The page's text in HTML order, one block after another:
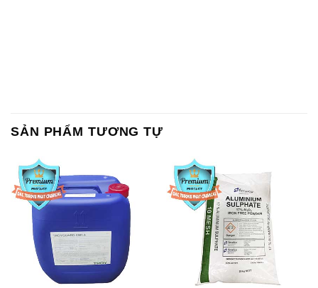
SẢN PHẨM TƯƠNG TỰ